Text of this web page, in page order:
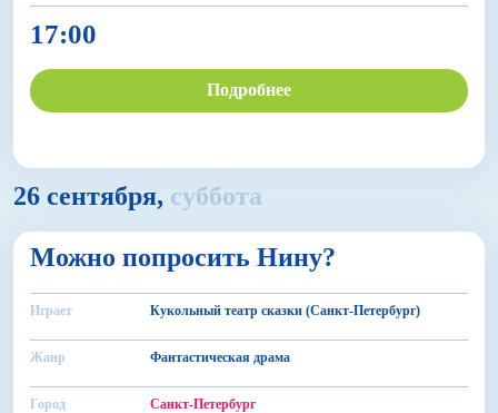
17:00
Подробнее
26 сентября, суббота
6+
Можно попросить Нину?
Играет Кукольный театр сказки (Санкт-Петербург)
Жанр Фантастическая драма
Город Санкт-Петербург